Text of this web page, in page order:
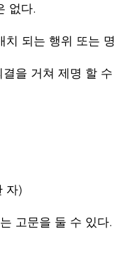
다.
치 되는 행위 또는 명
쳐 제명 할 수
자)
문을 둘 수 있다.